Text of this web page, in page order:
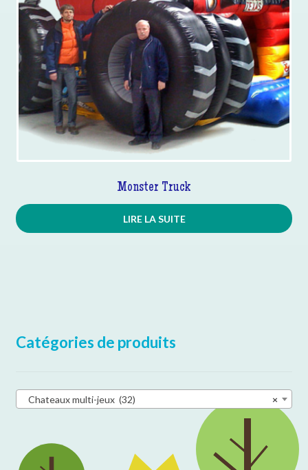
Monster Truck
LIRE LA SUITE
Catégories de produits
×
Chateaux multi-jeux (32)